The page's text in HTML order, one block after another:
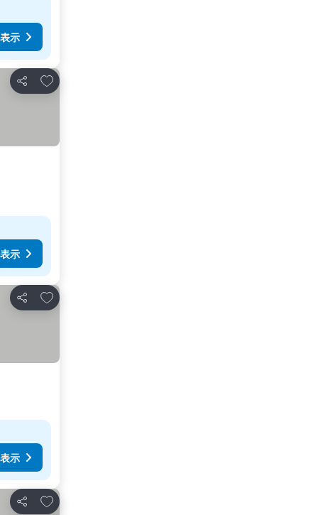
示
シェア
お気に入りに追加
示
シェア
お気に入りに追加
示
シェア
お気に入りに追加